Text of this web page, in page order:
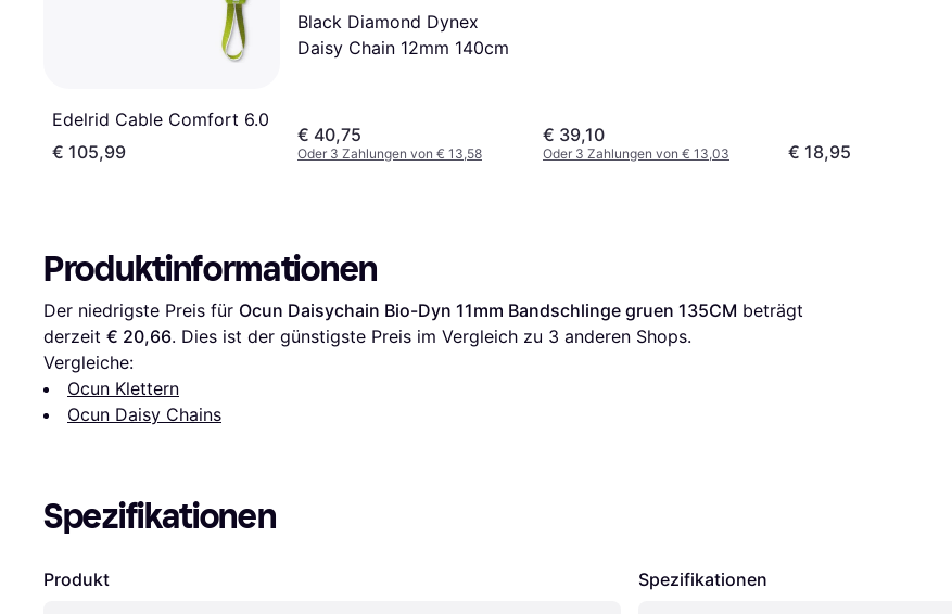
Edelrid Cable Comfort 6.0
€ 105,99
Black Diamond Dynex
Daisy Chain 12mm 140cm
€ 40,75
Oder 3 Zahlungen von € 13,58
€ 39,10
Oder 3 Zahlungen von € 13,03 € 18,95
Produktinformationen
Der niedrigste Preis für Ocun Daisychain Bio-Dyn 11mm Bandschlinge gruen 135CM beträgt
derzeit € 20,66. Dies ist der günstigste Preis im Vergleich zu 3 anderen Shops.
Vergleiche:
Ocun Klettern
Ocun Daisy Chains
Spezifikationen
Produkt Spezifikationen